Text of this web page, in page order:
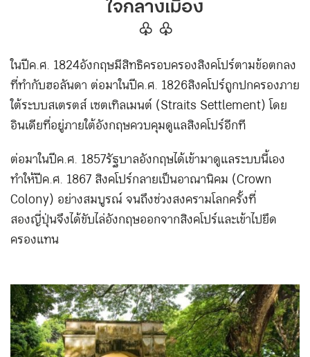
ใจกลางเมือง
♧ ♧
ในปี ค.ศ. 1824 อังกฤษมีสิทธิครอบครองสิงคโปร์ตามข้อตกลง
ที่ทำกับฮอลันดา ต่อมาในปี ค.ศ. 1826 สิงคโปร์ถูกปกครองภาย
ใต้ระบบสเตรตส์ เซตเทิลเมนต์ (Straits Settlement) โดย
อินเดียที่อยู่ภายใต้อังกฤษควบคุมดูแลสิงคโปร์อีกที
ต่อมาในปี ค.ศ. 1857 รัฐบาลอังกฤษได้เข้ามาดูแลระบบนี้เอง
ทำให้ปี ค.ศ. 1867 สิงคโปร์กลายเป็นอาณานิคม (Crown
Colony) อย่างสมบูรณ์ จนถึงช่วงสงครามโลกครั้งที่
สอง ญี่ปุ่นจึงได้ขับไล่อังกฤษออกจากสิงคโปร์และเข้าไปยึด
ครองแทน